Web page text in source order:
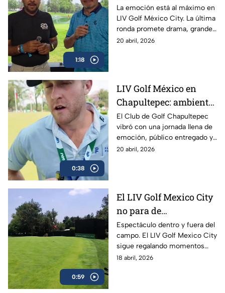
1:18
ronda de alarido en
Mexico City
La emoción está al máximo en
LIV Golf México City. La última
ronda promete drama, grandes
golpes y un cierre
20 abril, 2026
0:38
LIV Golf México en
Chapultepec: ambiente
espectacular y máxima
intensidad en el Club
de Golf Chapultepec
El Club de Golf Chapultepec
vibró con una jornada llena de
emoción, público entregado y
un nivel competitivo
20 abril, 2026
0:59
El LIV Golf Mexico City
no para de
sorprendernos 🤯 El
Club de Golf
Chapultepec volvió a
lucirse
Espectáculo dentro y fuera del
campo. El LIV Golf Mexico City
sigue regalando momentos
inolvidables y el Club de Golf
18 abril, 2026